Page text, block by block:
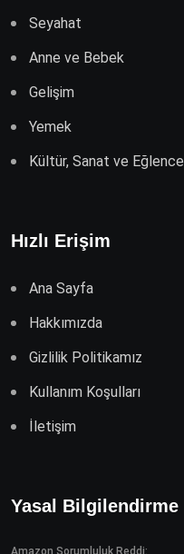
Seyahat
Anne ve Bebek
Gelişim
Yemek
Kültür, Sanat ve Eğlence
Hızlı Erişim
Ana Sayfa
Hakkımızda
Gizlilik Politikamız
Kullanım Koşulları
İletişim
Yasal Bilgilendirme